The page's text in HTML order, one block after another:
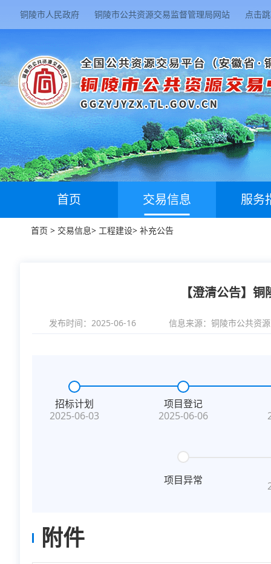
铜陵市人民政府 铜陵市公共资源交易监督管理局网站 点击
首页 交易信息 服务
首页 > 交易信息> 工程建设> 补充公告
【澄清公告】
发布时间：2025-06-16 信息来源： 铜陵市公共资
招标计划
2025-06-03
项目登记
2025-06-06
项目异常
附件